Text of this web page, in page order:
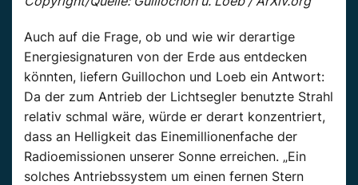
Auch auf die Frage, ob und wie wir derartige
Energiesignaturen von der Erde aus entdecken
könnten, liefern Guillochon und Loeb ein Antwort:
Da der zum Antrieb der Lichtsegler benutzte Strahl
relativ schmal wäre, würde er derart konzentriert,
dass an Helligkeit das Einemillionenfache der
Radioemissionen unserer Sonne erreichen. „Ein
solches Antriebssystem um einen fernen Stern